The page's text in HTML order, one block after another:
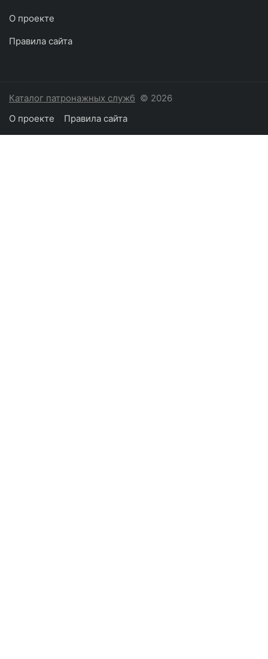
О проекте
Правила сайта
Каталог патронажных служб © 2026
О проекте
Правила сайта